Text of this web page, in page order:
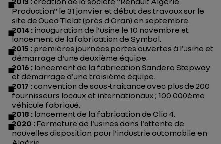
Production" le 31 janvier et début des travaux sur le
site de Oued Tlelat (près d'Oran) en septembre.
2014 : inauguration de l'usine le 10 novembre et
lancement de la fabrication de Symbol.
2015 : premières journées portes ouvertes à l'usine et
démarrage d'une deuxième équipe.
2016 : lancement de la fabrication Sandero Stepway
et démarrage d'une troisième équipe.
2017 :convention de sous-traitance avec plus de 200
fournisseurs locaux et internationaux ; 100 000ème
véhicule fabriqué.
2018 : lancement de la fabrication de Clio 4.
2020 : Fermeture de l'usines dans l'attente de
nouvelles disposition pour l'industrie automobile en